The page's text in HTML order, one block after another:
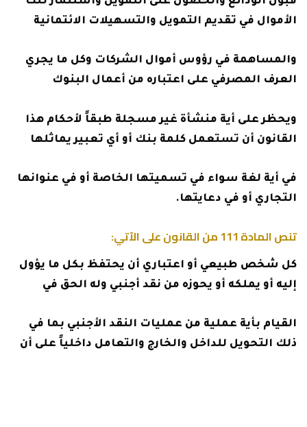
الأموال في تقديم التمويل والتسهيلات الائتمانية
والمساهمة في رؤوس أموال الشركات وكل ما يجري
العرف المصرفي على اعتباره من أعمال البنوك
ويحظر على أية منشأة غير مسجلة طبقاً لأحكام هذا
القانون أن تستعمل كلمة بنك أو أي تعبير يماثلها
في أية لغة سواء في تسميتها الخاصة أو في عنوانها
التجاري أو في دعايتها.
تنص المادة 111 من القانون على الآتي:
كل شخص طبيعي أو اعتباري أن يحتفظ بكل ما يؤول
إليه أو يملكه أو يحوزه من نقد أجنبي وله الحق في
القيام بأية عملية من عمليات النقد الأجنبي بما في
ذلك التحويل للداخل والخارج والتعامل داخلياً على أن